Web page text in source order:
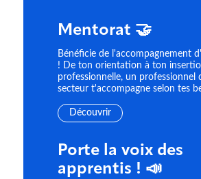
Mentorat 🤝
Bénéficie de l'accompagnement
! De ton orientation à ton
professionnelle, un professionnel
secteur t'accompagne selon tes
Découvrir
Porte la voix des
apprentis ! 📣